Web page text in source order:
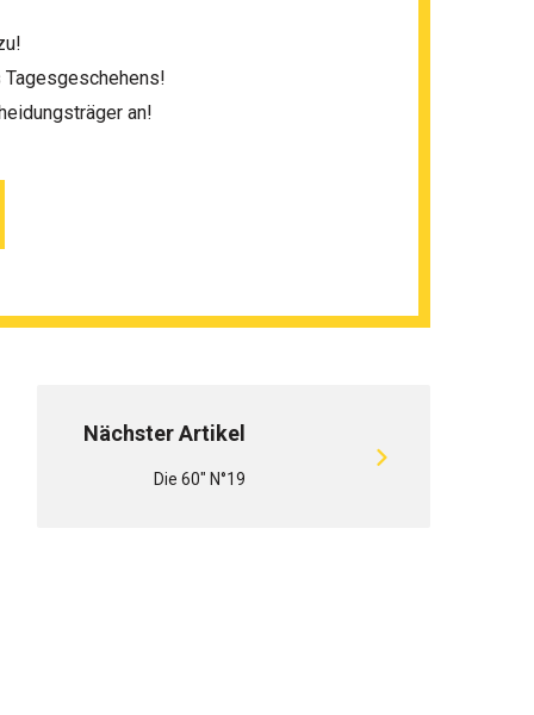
an!
Nächster Artikel
Die 60" N°19